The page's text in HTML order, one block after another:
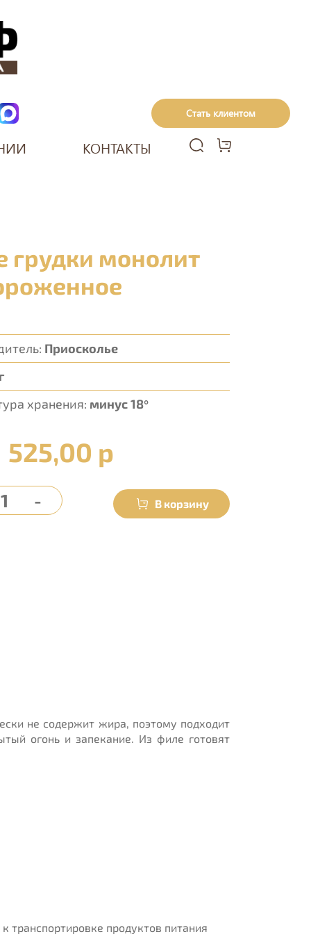
Стать клиентом
КОНТАКТЫ
грудки монолит
Приосколье
хранения: минус 18°
525,00 р
не содержит жира, поэтому подходит
огонь и запекание. Из филе готовят
продуктов питания